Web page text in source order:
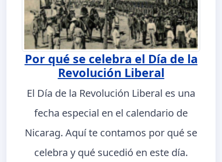
Por qué se celebra el Día de la
Revolución Liberal
El Día de la Revolución Liberal es una
fecha especial en el calendario de
Nicarag. Aquí te contamos por qué se
celebra y qué sucedió en este día.